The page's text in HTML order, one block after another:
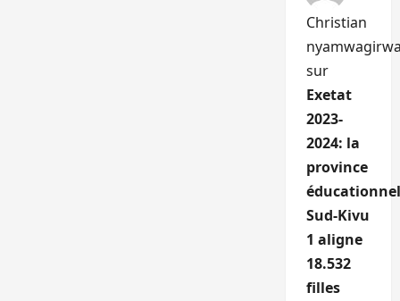
Christian
sur
Exetat
2023-
2024: la
province
Sud-Kivu
1 aligne
18.532
filles